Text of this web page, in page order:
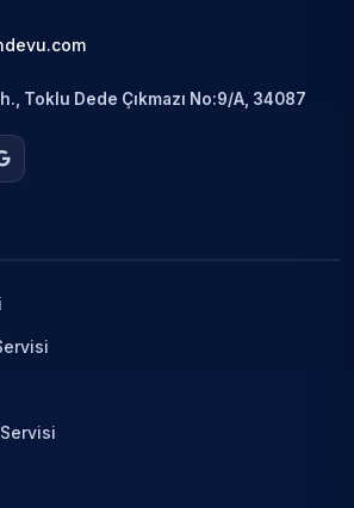
Toklu Dede Çıkmazı No:9/A, 34087